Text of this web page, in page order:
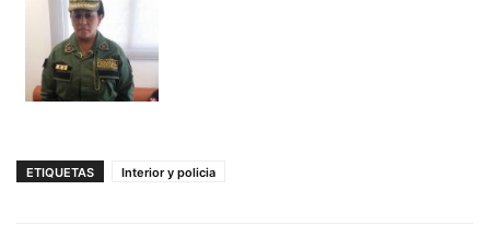
ETIQUETAS Interior y policia